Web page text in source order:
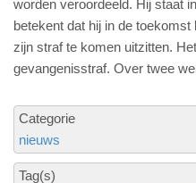
worden veroordeeld. Hij staat
betekent dat hij in de
zijn straf te komen uitzitten.
gevangenisstraf. Over twee
Categorie
nieuws
Tag(s)